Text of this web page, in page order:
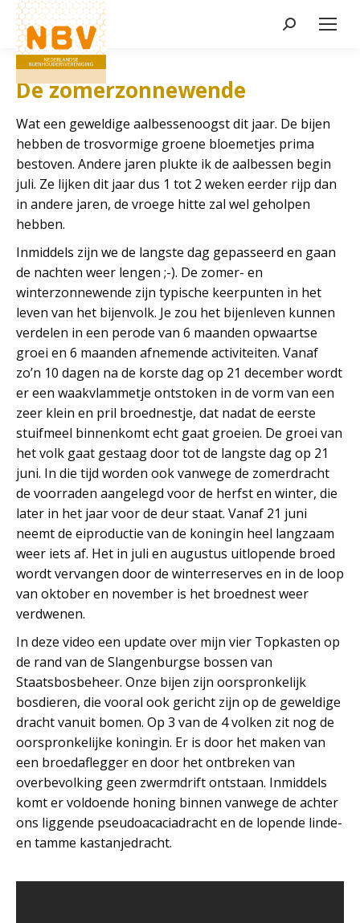
Zoeken:
De zomerzonnewende
Wat een geweldige aalbessenoogst dit jaar. De bijen
hebben de trosvormige groene bloemetjes prima
bestoven. Andere jaren plukte ik de aalbessen begin
juli. Ze lijken dit jaar dus 1 tot 2 weken eerder rijp dan
in andere jaren, de vroege hitte zal wel geholpen
hebben.
Inmiddels zijn we de langste dag gepasseerd en gaan
de nachten weer lengen ;-). De zomer- en
winterzonnewende zijn typische keerpunten in het
leven van het bijenvolk. Je zou het bijenleven kunnen
verdelen in een perode van 6 maanden opwaartse
groei en 6 maanden afnemende activiteiten. Vanaf
zo’n 10 dagen na de korste dag op 21 december wordt
er een waakvlammetje ontstoken in de vorm van een
zeer klein en pril broednestje, dat nadat de eerste
stuifmeel binnenkomt echt gaat groeien. De groei van
het volk gaat gestaag door tot de langste dag op 21
juni. In die tijd worden ook vanwege de zomerdracht
de voorraden aangelegd voor de herfst en winter, die
later in het jaar voor de deur staat. Vanaf 21 juni
neemt de eiproductie van de koningin heel langzaam
weer iets af. Het in juli en augustus uitlopende broed
wordt vervangen door de winterreserves en in de loop
van oktober en november is het broednest weer
verdwenen.
In deze video een update over mijn vier Topkasten op
de rand van de Slangenburgse bossen van
Staatsbosbeheer. Onze bijen zijn oorspronkelijk
bosdieren, die vooral ook gericht zijn op de geweldige
dracht vanuit bomen. Op 3 van de 4 volken zit nog de
oorspronkelijke koningin. Er is door het maken van
een broedaflegger en door het ontbreken van
overbevolking geen zwermdrift ontstaan. Inmiddels
komt er voldoende honing binnen vanwege de achter
ons liggende pseudoacaciadracht en de lopende linde-
en tamme kastanjedracht.